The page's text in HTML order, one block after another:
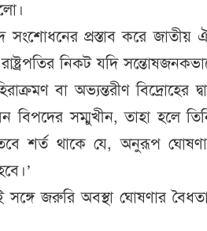
সংশোধনের প্রস্তাব করে
নিকট যদি
বা অভ্যন্তরীণ বিদ্রোহের
বিপদের সম্মুখীন, তাহা হলে
শর্ত থাকে যে, অনুরূপ
জরুরি অবস্থা ঘোষণার